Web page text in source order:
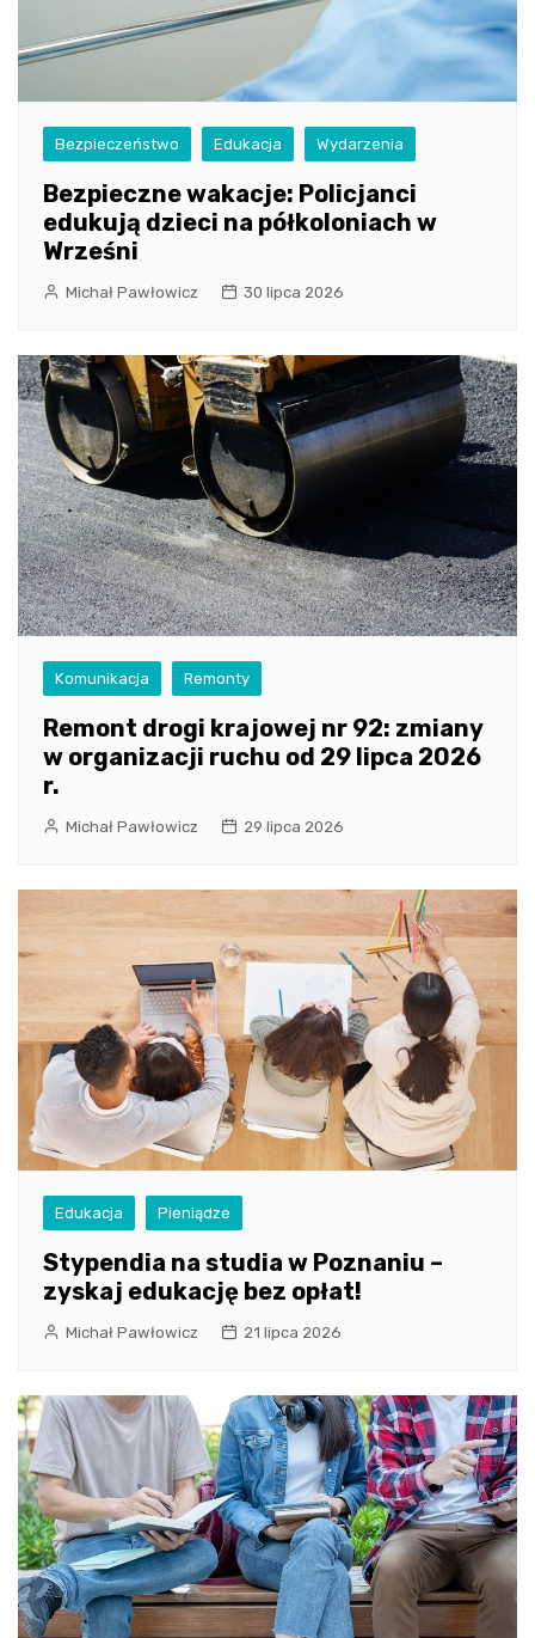
Bezpieczeństwo Edukacja Wydarzenia
Bezpieczne wakacje: Policjanci
edukują dzieci na półkoloniach w
Wrześni
Michał Pawłowicz 30 lipca 2026
Komunikacja Remonty
Remont drogi krajowej nr 92: zmiany
w organizacji ruchu od 29 lipca 2026
r.
Michał Pawłowicz 29 lipca 2026
Edukacja Pieniądze
Stypendia na studia w Poznaniu –
zyskaj edukację bez opłat!
Michał Pawłowicz 21 lipca 2026